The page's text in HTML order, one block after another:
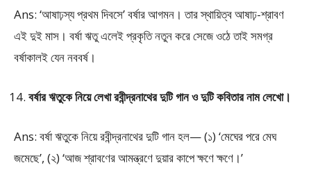
Ans: ‘আষাঢ়স্য প্রথম দিবসে’ বর্ষার আগমন। তার স্থায়িত্ব আষাঢ়-শ্রাবণ
এই দুই মাস। বর্ষা ঋতু এলেই প্রকৃতি নতুন করে সেজে ওঠে তাই সমগ্র
বর্ষাকালই যেন নববর্ষ।
বর্ষার ঋতুকে নিয়ে লেখা রবীন্দ্রনাথের দুটি গান ও দুটি কবিতার নাম লেখো।
Ans: বর্ষা ঋতুকে নিয়ে রবীন্দ্রনাথের দুটি গান হল— (১) ‘মেঘের পরে মেঘ
জমেছে’, (২) ‘আজ শ্রাবণের আমন্ত্রণে দুয়ার কাপে ক্ষণে ক্ষণে।’